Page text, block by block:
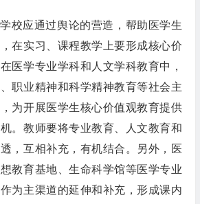
校应通过舆论的营造，帮助医学生
在实习、课程教学上要形成核心价
医学专业学科和人文学科教育中，
职业精神和科学精神教育等社会主
为开展医学生核心价值观教育提供
。教师要将专业教育、人文教育和
，互相补充，有机结合。另外，医
教育基地、生命科学馆等医学专业
为主渠道的延伸和补充，形成课内